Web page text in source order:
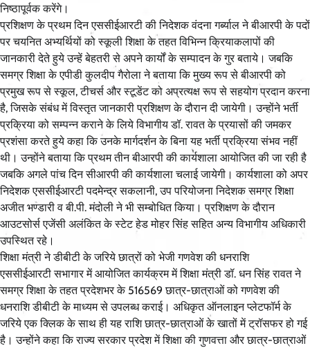
निष्ठापूर्वक करेंगे।
प्रशिक्षण के प्रथम दिन एससीईआरटी की निदेशक वंदना गर्ब्याल ने बीआरपी के पदों
पर चयनित अभ्यर्थियों को स्कूली शिक्षा के तहत विभिन्न क्रियाकलापों की
जानकारी देते हुये उन्हें बेहतरी से अपने कार्यों के सम्पादन के गुर बताये। जबकि
समग्र शिक्षा के एपीडी कुलदीप गैरोला ने बताया कि मुख्य रूप से बीआरपी को
प्रमुख रूप से स्कूल, टीचर्स और स्टूडेंट को अप्रत्यक्ष रूप से सहयोग प्रदान करना
है, जिसके संबंध में विस्तृत जानकारी प्रशिक्षण के दौरान दी जायेगी। उन्होंने भर्ती
प्रक्रिया को सम्पन्न कराने के लिये विभागीय डॉ. रावत के प्रयासों की जमकर
प्रशंसा करते हुये कहा कि उनके मार्गदर्शन के बिना यह भर्ती प्रक्रिया संभव नहीं
थी। उन्होंने बताया कि प्रथम तीन बीआरपी की कार्यशाला आयोजित की जा रही है
जबकि अगले पांच दिन सीआरपी की कार्यशाला चलाई जायेगी। कार्यशाला को अपर
निदेशक एससीईआरटी पदमेन्द्र सकलानी, उप परियोजना निदेशक समग्र शिक्षा
अजीत भण्डारी व बी.पी. मंदोली ने भी सम्बोधित किया। प्रशिक्षण के दौरान
आउटसोर्स एजेंसी अलंकित के स्टेट हेड मोहर सिंह सहित अन्य विभागीय अधिकारी
उपस्थित रहे।
शिक्षा मंत्री ने डीबीटी के जरिये छात्रों को भेजी गणवेश की धनराशि
एससीईआरटी सभागार में आयोजित कार्यक्रम में शिक्षा मंत्री डॉ. धन सिंह रावत ने
समग्र शिक्षा के तहत प्रदेशभर के 516569 छात्र-छात्राओं को गणवेश की
धनराशि डीबीटी के माध्यम से उपलब्ध कराई। अधिकृत ऑनलाइन प्लेटफॉर्म के
जरिये एक क्लिक के साथ ही यह राशि छात्र-छात्राओं के खातों में ट्रॉसफर हो गई
है। उन्होंने कहा कि राज्य सरकार प्रदेश में शिक्षा की गुणवत्ता और छात्र-छात्राओं